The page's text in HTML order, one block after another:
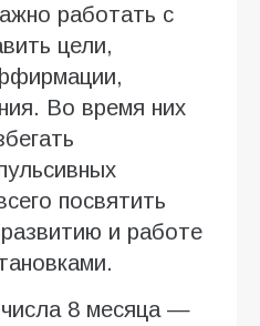
работать с
цели,
Во время них
посвятить
и работе
8 месяца —